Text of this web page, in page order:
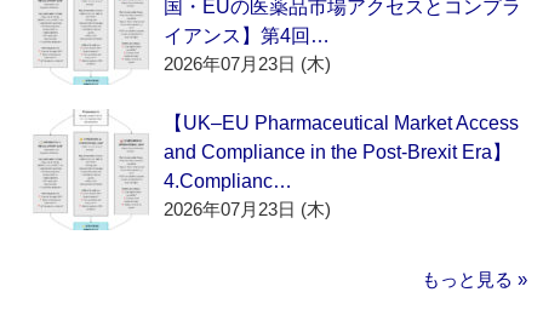
国・EUの医薬品市場アクセスとコンプラ
イアンス】第4回…
2026年07月23日 (木)
【UK–EU Pharmaceutical Market Access
and Compliance in the Post-Brexit Era】
4.Complianc…
2026年07月23日 (木)
もっと見る »